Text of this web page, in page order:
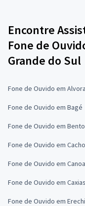
Encontre
Fone de
Grande do Sul
Fone de Ouvido em
Fone de Ouvido em Bagé
Fone de Ouvido em
Fone de Ouvido em
Fone de Ouvido em
Fone de Ouvido em
Fone de Ouvido em